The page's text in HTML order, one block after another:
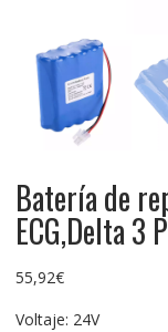
Batería de
ECG,Delta 3
55,92€
Voltaje: 24V